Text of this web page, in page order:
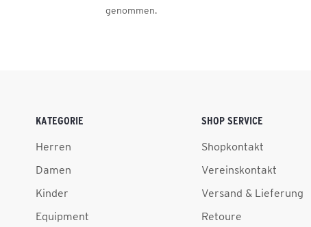
genommen.
KATEGORIE
Herren
Damen
Kinder
Equipment
SHOP SERVICE
Shopkontakt
Vereinskontakt
Versand & Lieferung
Retoure